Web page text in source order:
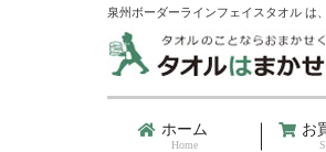
泉州ボーダーラインフェイスタオル
ホーム
Home
お